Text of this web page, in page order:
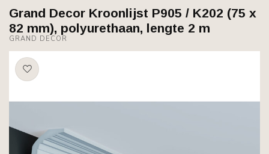
Grand Decor Kroonlijst P905 / K202 (75 x
82 mm), polyurethaan, lengte 2 m
GRAND DECOR